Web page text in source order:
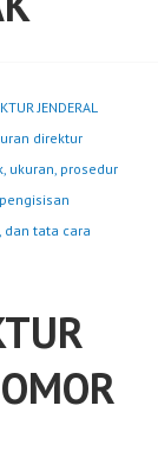
JENDERAL
direktur
ukuran, prosedur
tata cara